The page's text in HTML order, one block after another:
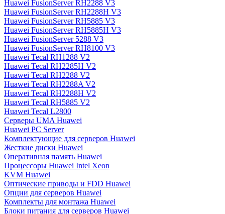
Huawei FusionServer RH2288 V3
Huawei FusionServer RH2288H V3
Huawei FusionServer RH5885 V3
Huawei FusionServer RH5885H V3
Huawei FusionServer 5288 V3
Huawei FusionServer RH8100 V3
Huawei Tecal RH1288 V2
Huawei Tecal RH2285H V2
Huawei Tecal RH2288 V2
Huawei Tecal RH2288A V2
Huawei Tecal RH2288H V2
Huawei Tecal RH5885 V2
Huawei Tecal L2800
Серверы UMA Huawei
Huawei PC Server
Комплектующие для серверов Huawei
Жесткие диски Huawei
Оперативная память Huawei
Процессоры Huawei Intel Xeon
KVM Huawei
Оптические приводы и FDD Huawei
Опции для серверов Huawei
Комплекты для монтажа Huawei
Блоки питания для серверов Huawei